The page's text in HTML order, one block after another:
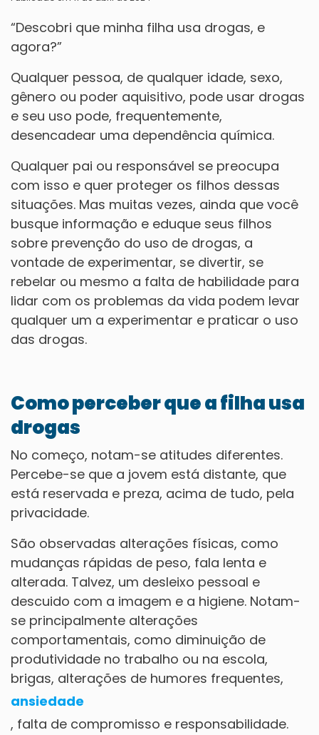
“Descobri que minha filha usa drogas, e
agora?”
Qualquer pessoa, de qualquer idade, sexo,
gênero ou poder aquisitivo, pode usar drogas
e seu uso pode, frequentemente,
desencadear uma dependência química.
Qualquer pai ou responsável se preocupa
com isso e quer proteger os filhos dessas
situações. Mas muitas vezes, ainda que você
busque informação e eduque seus filhos
sobre prevenção do uso de drogas, a
vontade de experimentar, se divertir, se
rebelar ou mesmo a falta de habilidade para
lidar com os problemas da vida podem levar
qualquer um a experimentar e praticar o uso
das drogas.
Como perceber que a filha usa
drogas
No começo, notam-se atitudes diferentes.
Percebe-se que a jovem está distante, que
está reservada e preza, acima de tudo, pela
privacidade.
São observadas alterações físicas, como
mudanças rápidas de peso, fala lenta e
alterada. Talvez, um desleixo pessoal e
descuido com a imagem e a higiene. Notam-
se principalmente alterações
comportamentais, como diminuição de
produtividade no trabalho ou na escola,
brigas, alterações de humores frequentes,
ansiedade
, falta de compromisso e responsabilidade.